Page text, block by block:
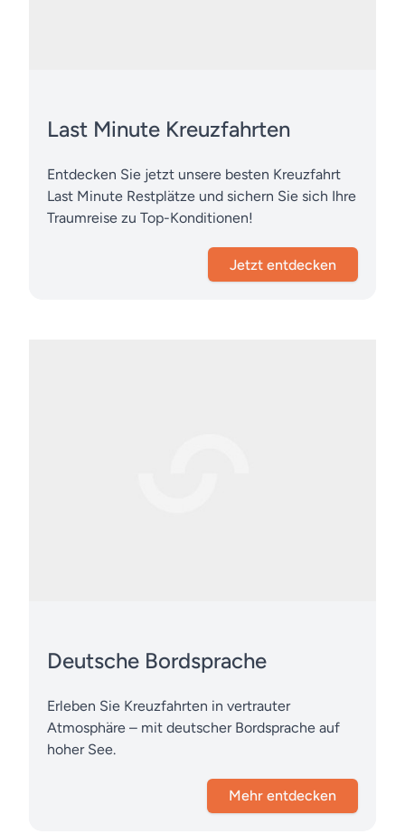
Last Minute Kreuzfahrten
Entdecken Sie jetzt unsere besten Kreuzfahrt
Last Minute Restplätze und sichern Sie sich Ihre
Traumreise zu Top-Konditionen!
Jetzt entdecken
Deutsche Bordsprache
Erleben Sie Kreuzfahrten in vertrauter
Atmosphäre – mit deutscher Bordsprache auf
hoher See.
Mehr entdecken